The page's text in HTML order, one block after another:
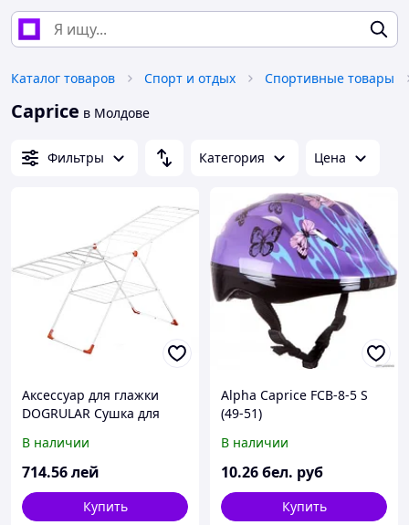
Каталог товаров Спорт и отдых Спортивные товары
Caprice в Молдове
Фильтры Категория Цена
Аксессуар для глажки
DOGRULAR Сушка для
/251558
В наличии
714.56лей
Купить
Alpha Caprice FCB-8-5 S
(49-51)
В наличии
10.26бел. руб
Купить